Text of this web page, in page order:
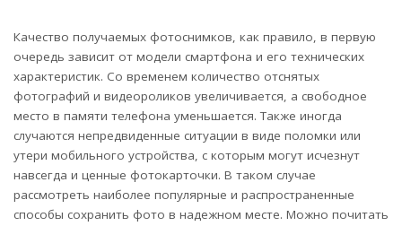
Качество получаемых фотоснимков, как правило, в первую
очередь зависит от модели смартфона и его технических
характеристик. Со временем количество отснятых
фотографий и видеороликов увеличивается, а свободное
место в памяти телефона уменьшается. Также иногда
случаются непредвиденные ситуации в виде поломки или
утери мобильного устройства, с которым могут исчезнут
навсегда и ценные фотокарточки. В таком случае
рассмотреть наиболее популярные и распространенные
способы сохранить фото в надежном месте. Можно почитать